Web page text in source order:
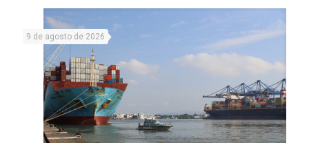
9 de agosto de 2026